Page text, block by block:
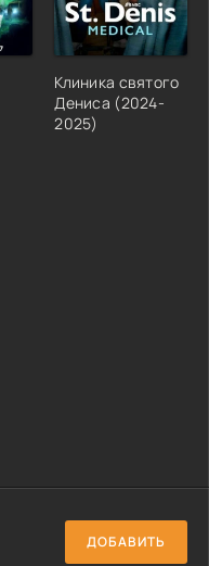
Клиника святого
Дениса (2024-
2025)
ДОБАВИТЬ